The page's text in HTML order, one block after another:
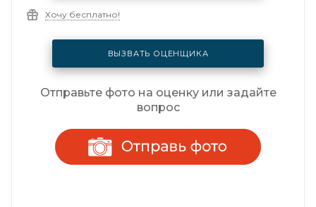
Хочу бесплатно!
ВЫЗВАТЬ ОЦЕНЩИКА
Отправьте фото на оценку или задайте
вопрос